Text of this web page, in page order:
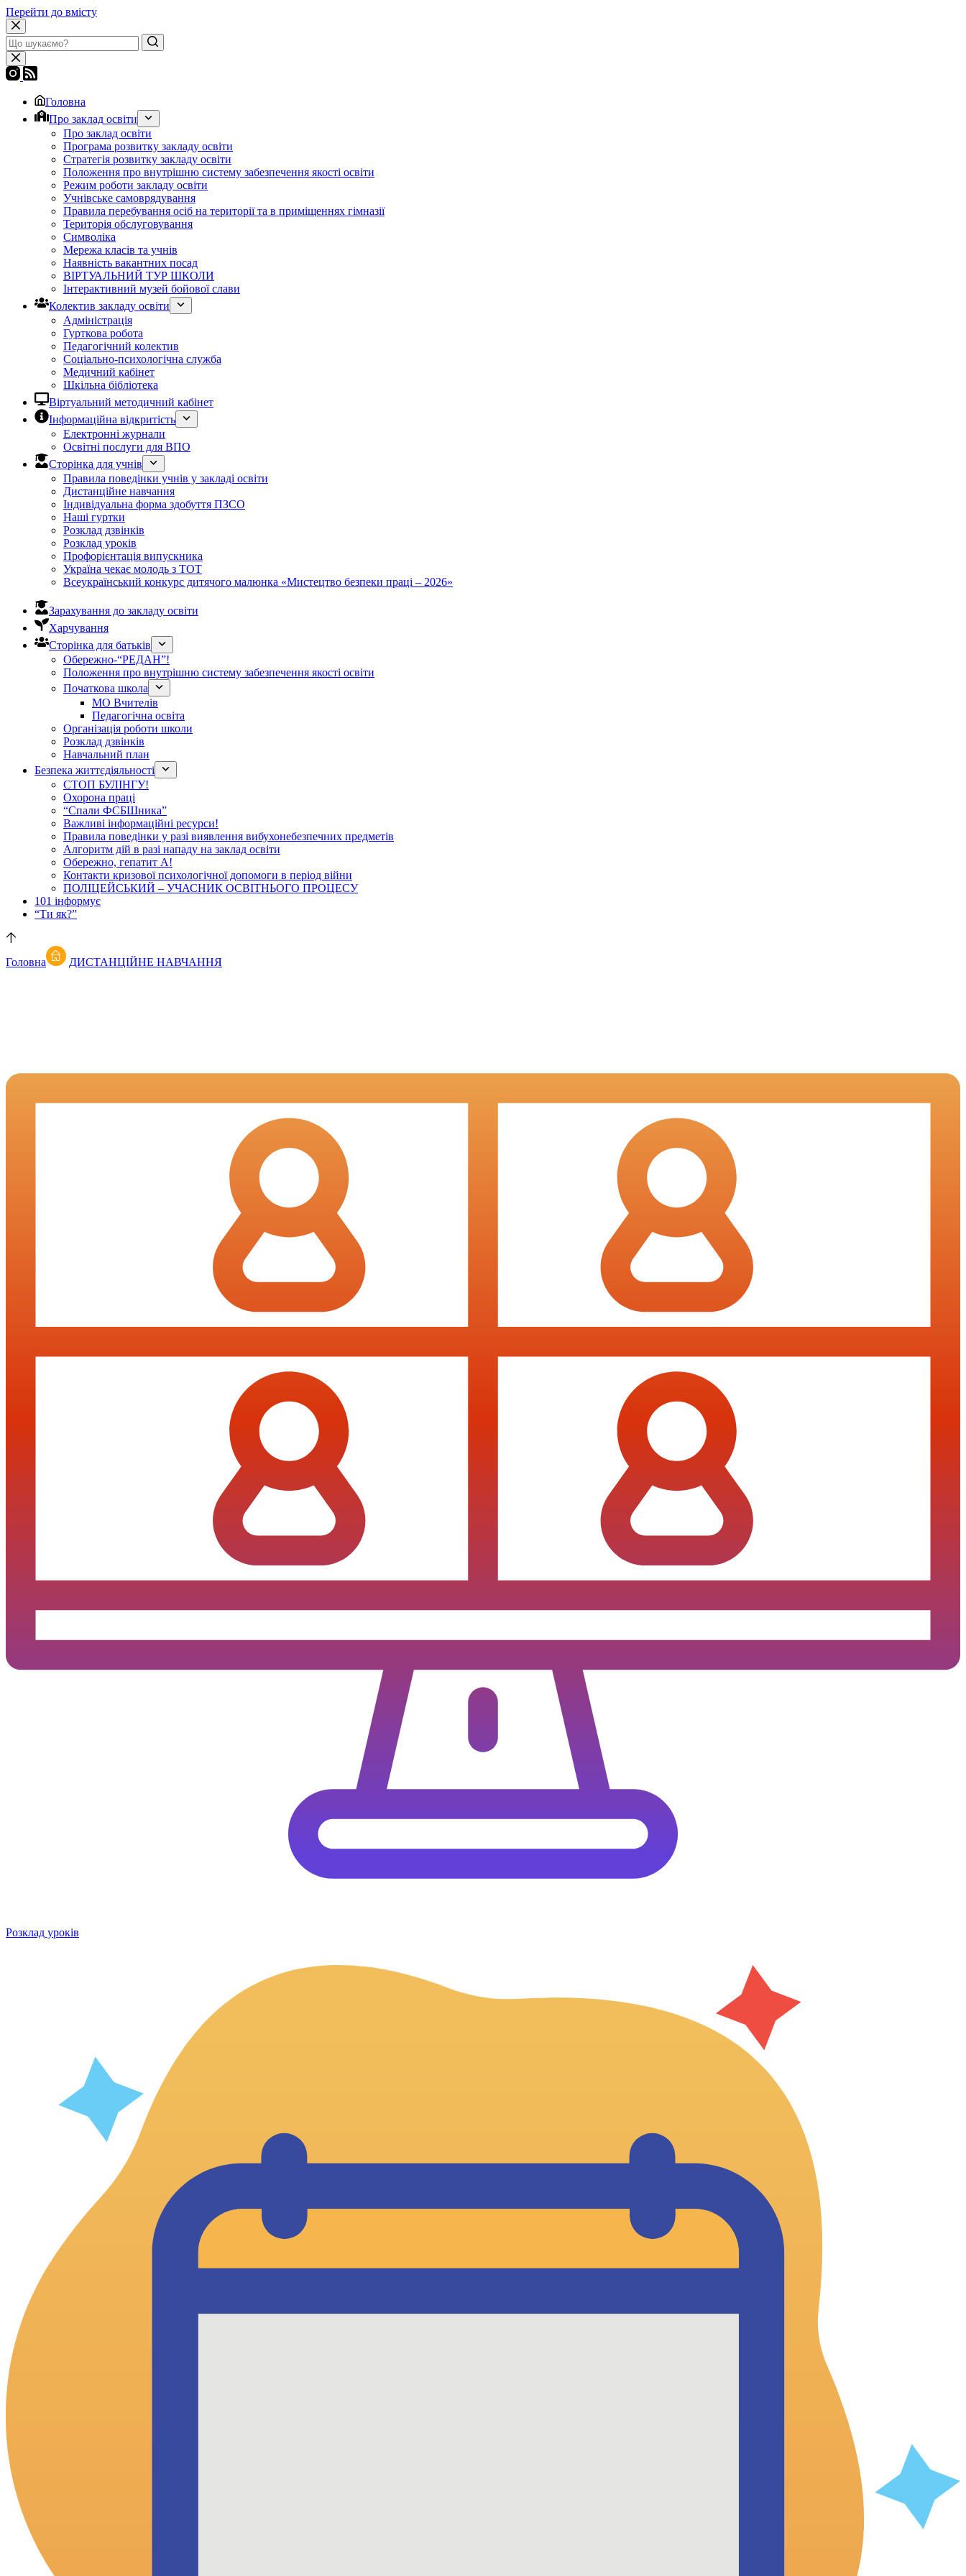
Перейти до вмісту
Головна
Про заклад освіти
Про заклад освіти
Програма розвитку закладу освіти
Стратегія розвитку закладу освіти
Положення про внутрішню систему забезпечення якості освіти
Режим роботи закладу освіти
Учнівське самоврядування
Правила перебування осіб на території та в приміщеннях гімназії
Територія обслуговування
Символіка
Мережа класів та учнів
Наявність вакантних посад
ВІРТУАЛЬНИЙ ТУР ШКОЛИ
Інтерактивний музей бойової слави
Колектив закладу освіти
Адміністрація
Гурткова робота
Педагогічний колектив
Соціально-психологічна служба
Медичний кабінет
Шкільна бібліотека
Віртуальний методичний кабінет
Інформаційна відкритість
Електронні журнали
Освітні послуги для ВПО
Сторінка для учнів
Правила поведінки учнів у закладі освіти
Дистанційне навчання
Індивідуальна форма здобуття ПЗСО
Наші гуртки
Розклад дзвінків
Розклад уроків
Профорієнтація випускника
Україна чекає молодь з ТОТ
Всеукраїнський конкурс дитячого малюнка «Мистецтво безпеки праці – 2026»
Зарахування до закладу освіти
Харчування
Сторінка для батьків
Обережно-“РЕДАН”!
Положення про внутрішню систему забезпечення якості освіти
Початкова школа
МО Вчителів
Педагогічна освіта
Організація роботи школи
Розклад дзвінків
Навчальний план
Безпека життєдіяльності
СТОП БУЛІНГУ!
Охорона праці
“Спали ФСБШника”
Важливі інформаційні ресурси!
Правила поведінки у разі виявлення вибухонебезпечних предметів
Алгоритм дій в разі нападу на заклад освіти
Обережно, гепатит А!
Контакти кризової психологічної допомоги в період війни
ПОЛІЦЕЙСЬКИЙ – УЧАСНИК ОСВІТНЬОГО ПРОЦЕСУ
101 інформує
“Ти як?”
Головна ДИСТАНЦІЙНЕ НАВЧАННЯ
Розклад уроків